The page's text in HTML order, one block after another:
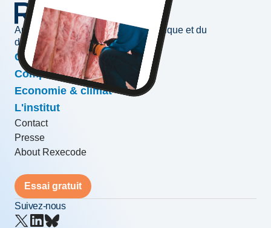
Au service de l'information économique et du
développement des entreprises
Conjoncture & prévisions
Compétitivité & croissance
Economie & climat
L'institut
Contact
Presse
About Rexecode
Essai gratuit
Suivez-nous